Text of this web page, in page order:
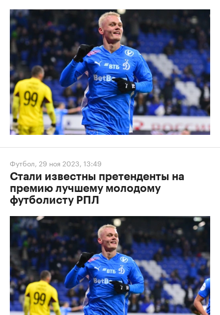
Футбол, 29 ноя 2023, 13:49
Стали известны претенденты на
премию лучшему молодому
футболисту РПЛ